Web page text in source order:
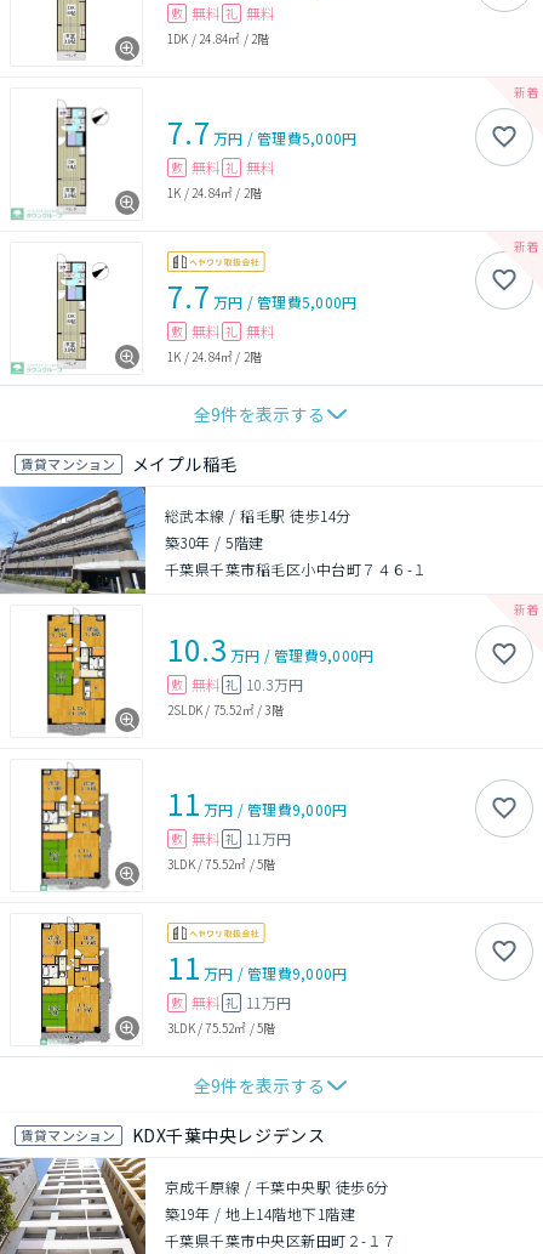
敷 無料 礼 無料
1DK / 24.84㎡ / 2階
7.7 万円 /管理費5,000円
敷 無料 礼 無料
1K / 24.84㎡ / 2階
7.7 万円 /管理費5,000円
敷 無料 礼 無料
1K /24.84㎡ / 2階
全9件を表示する
賃貸マンション メイプル稲毛
総武本線 / 稲毛駅 徒歩14分
築30年 /5階建
千葉県千葉市稲毛区小中台町７４６-１
10.3 万円 /管理費9,000円
敷 無料 礼 10.3万円
2SLDK / 75.52㎡/3階
11 万円 /管理費9,000円
敷 無料 礼 11万円
3LDK/75.52㎡ /5階
11 万円 /管理費9,000円
敷 無料 礼 11万円
3LDK/75.52㎡ /5階
全9件を表示する
賃貸マンション KDX千葉中央レジデンス
京成千原線 / 千葉中央駅 徒歩6分
築19年 /地上14階地下1階建
千葉県千葉市中央区新田町２-１７